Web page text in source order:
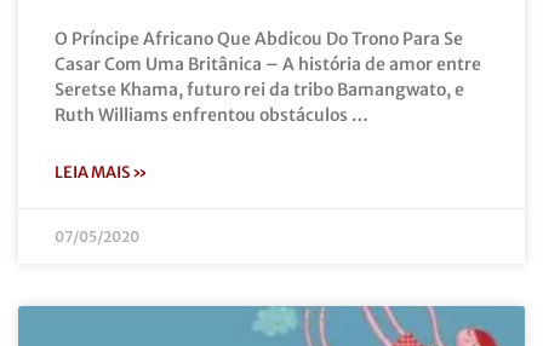
O Príncipe Africano Que Abdicou Do Trono Para Se
Casar Com Uma Britânica – A história de amor entre
Seretse Khama, futuro rei da tribo Bamangwato, e
Ruth Williams enfrentou obstáculos …
LEIA MAIS »
07/05/2020